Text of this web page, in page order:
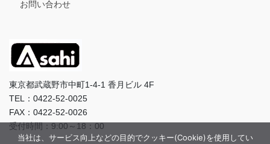
お問い合わせ
東京都武蔵野市中町1-4-1 香月ビル 4F
TEL：0422-52-0025
FAX：0422-52-0026
受付時間：9:00～18：00
当社は、サービス向上などの目的でクッキー(Cookie)を使用してい